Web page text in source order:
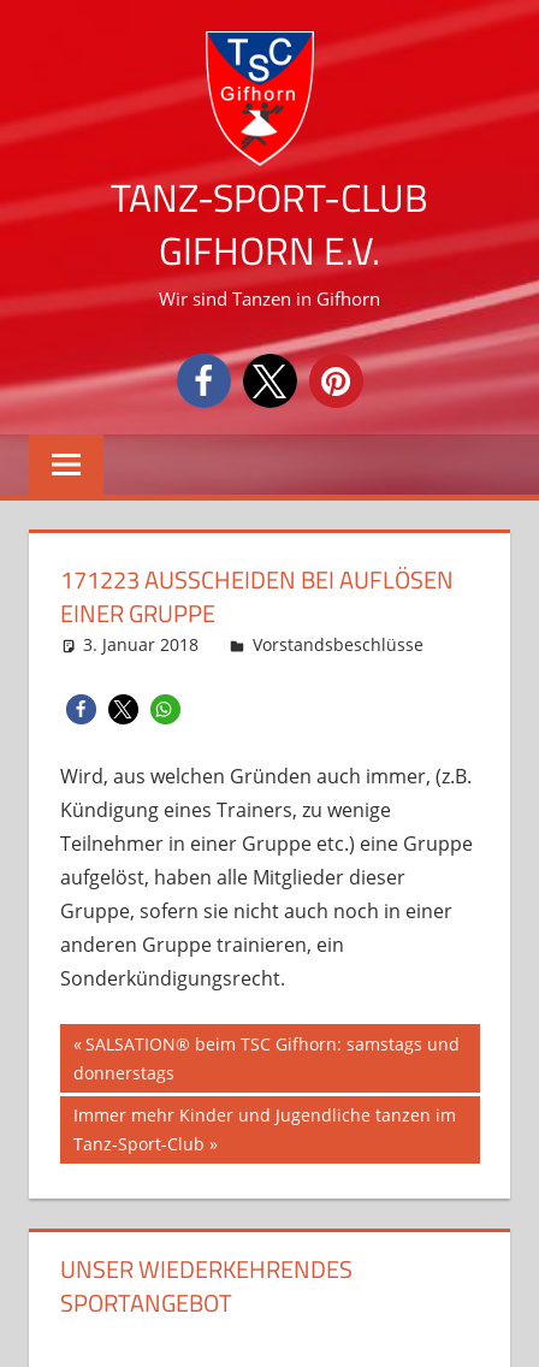
TANZ-SPORT-CLUB
GIFHORN E.V.
Wir sind Tanzen in Gifhorn
171223 AUSSCHEIDEN BEI AUFLÖSEN
EINER GRUPPE
3. Januar 2018 Guenter Kraft
Vorstandsbeschlüsse
Wird, aus welchen Gründen auch immer, (z.B.
Kündigung eines Trainers, zu wenige
Teilnehmer in einer Gruppe etc.) eine Gruppe
aufgelöst, haben alle Mitglieder dieser
Gruppe, sofern sie nicht auch noch in einer
anderen Gruppe trainieren, ein
Sonderkündigungsrecht.
Beitragsnavigation
Vorheriger
Beitrag:
SALSATION® beim TSC Gifhorn: samstags und
donnerstags
Nächster
Beitrag:
Immer mehr Kinder und Jugendliche tanzen im
Tanz-Sport-Club
UNSER WIEDERKEHRENDES
SPORTANGEBOT